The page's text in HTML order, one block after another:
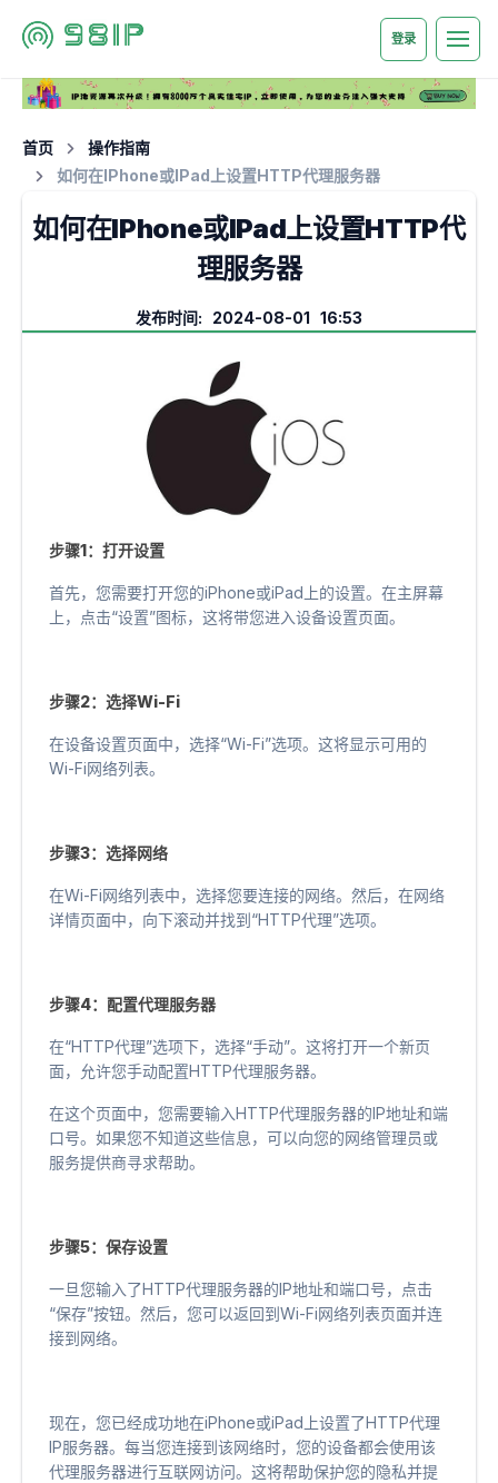
登录
首页
操作指南
如何在IPhone或IPad上设置HTTP代理服务器
如何在IPhone或IPad上设置HTTP代
理服务器
发布时间: 2024-08-01 16:53
步骤1：打开设置
首先，您需要打开您的iPhone或iPad上的设置。在主屏幕
上，点击“设置”图标，这将带您进入设备设置页面。
步骤2：选择Wi-Fi
在设备设置页面中，选择“Wi-Fi”选项。这将显示可用的
Wi-Fi网络列表。
步骤3：选择网络
在Wi-Fi网络列表中，选择您要连接的网络。然后，在网络
详情页面中，向下滚动并找到“HTTP代理”选项。
步骤4：配置代理服务器
在“HTTP代理”选项下，选择“手动”。这将打开一个新页
面，允许您手动配置HTTP代理服务器。
在这个页面中，您需要输入HTTP代理服务器的IP地址和端
口号。如果您不知道这些信息，可以向您的网络管理员或
服务提供商寻求帮助。
步骤5：保存设置
一旦您输入了HTTP代理服务器的IP地址和端口号，点击
“保存”按钮。然后，您可以返回到Wi-Fi网络列表页面并连
接到网络。
现在，您已经成功地在iPhone或iPad上设置了HTTP代理
IP服务器。每当您连接到该网络时，您的设备都会使用该
代理服务器进行互联网访问。这将帮助保护您的隐私并提